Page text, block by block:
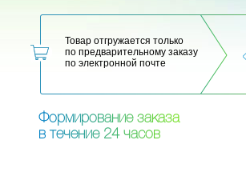
Товар отгружается только
по предварительному заказу
по электронной почте
Формирование заказа
в течение 24 часов